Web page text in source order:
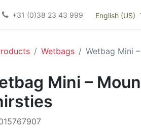
kraamverband Kieswijzer
+31 (0)38 23 43 999 English (US)
Wetbags Wetbag Mini
Mini –